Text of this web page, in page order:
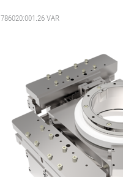
786020:001.26 VAR